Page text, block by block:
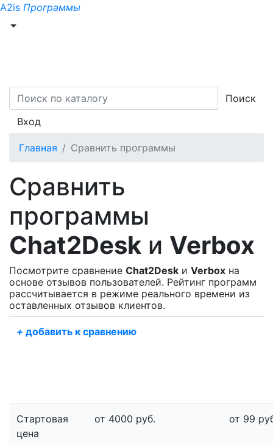
A2is Программы
Поиск
Вход
Главная Сравнить программы
Сравнить
программы
Chat2Desk и Verbox
Посмотрите сравнение Chat2Desk и Verbox на
основе отзывов пользователей. Рейтинг программ
рассчитывается в режиме реального времени из
оставленных отзывов клиентов.
+ добавить к сравнению
Стартовая
цена
от 4000 руб. от 99